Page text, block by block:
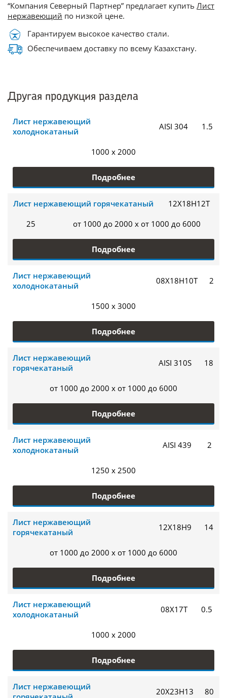
“Компания Северный Партнер” предлагает купить Лист
нержавеющий по низкой цене.
Гарантируем высокое качество стали.
Обеспечиваем доставку по всему Казахстану.
Другая продукция раздела
Лист нержавеющий
холоднокатаный
AISI 304 1.5
1000 x 2000
Подробнее
Лист нержавеющий горячекатаный
12Х18Н12Т
25
от 1000 до 2000 x от 1000 до 6000
Подробнее
Лист нержавеющий
холоднокатаный
08Х18Н10Т 2
1500 x 3000
Подробнее
Лист нержавеющий
горячекатаный
AISI 310S 18
от 1000 до 2000 x от 1000 до 6000
Подробнее
Лист нержавеющий
холоднокатаный
AISI 439 2
1250 x 2500
Подробнее
Лист нержавеющий
горячекатаный
12Х18Н9 14
от 1000 до 2000 x от 1000 до 6000
Подробнее
Лист нержавеющий
холоднокатаный
08Х17Т 0.5
1000 x 2000
Подробнее
Лист нержавеющий
20Х23Н13 80